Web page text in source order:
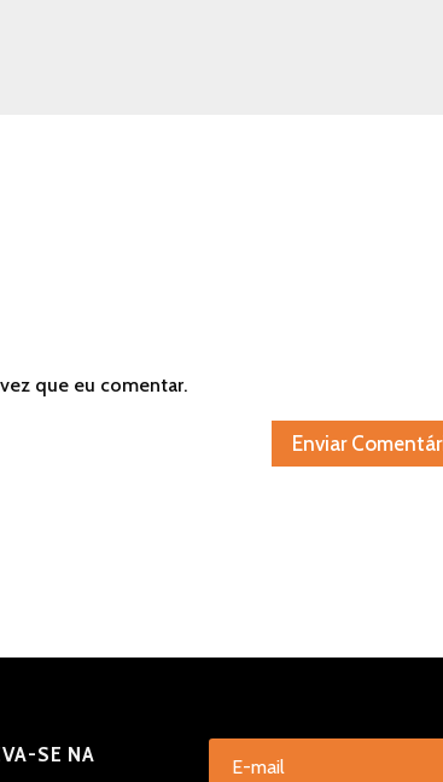
que eu comentar.
SE NA